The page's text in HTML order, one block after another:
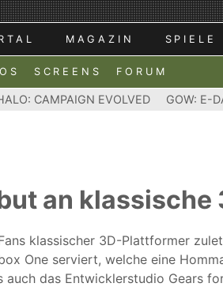
MAGAZIN SPIELE
SCREENS FORUM
CAMPAIGN EVOLVED GOW: E-
an
klassischer 3D-Plattformer
One serviert, welche eine
auch das Entwicklerstudio Gears